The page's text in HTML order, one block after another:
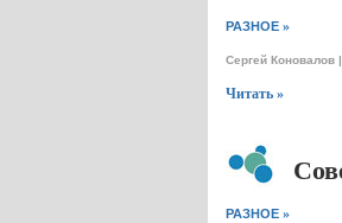
РАЗНОЕ»
Сергей Коновалов|
Читать »
РАЗНОЕ»